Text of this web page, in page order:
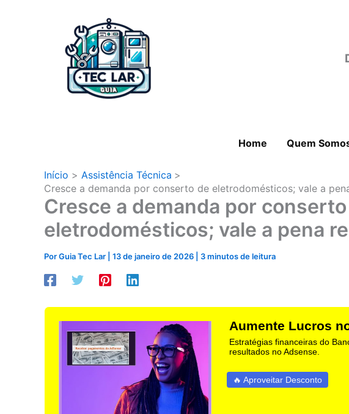
Home Quem
Início
Assistência Técnica
Cresce a demanda por conserto de eletrodomésticos; vale a
Cresce a demanda por
eletrodomésticos; vale a pena
PorGuia Tec Lar 13 de janeiro de 2026 3 minutos de leitura
Aumente Lucros
Estratégias financeiras do
resultados no Adsense.
🔥 Aproveitar Desconto